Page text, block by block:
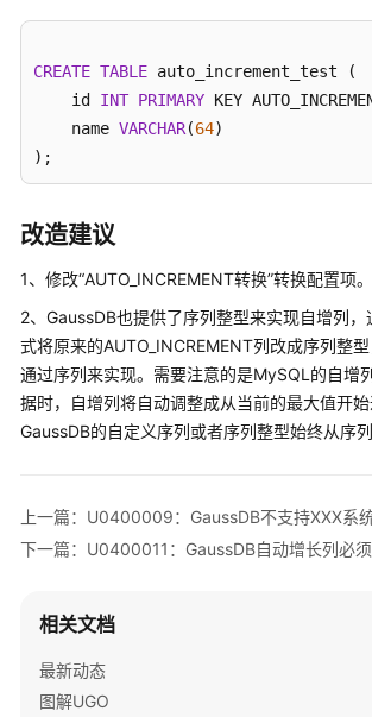
数
据
对
象
迁
SQL
语
句
转
转
换
管
SQL
CREATE TABLE auto_increment_test (
    id
INT PRIMARY KEY
    name
VARCHAR(64)
);
改造建议
1、修改“AUTO_INCREMENT转换”转换配置项。
2、GaussDB也提供了序列整型来实现自增列
式将原来的AUTO_INCREMENT列改成序列整
通过序列来实现。需要注意的是MySQL的自增
据时，自增列将自动调整成从当前的最大值开
GaussDB的自定义序列或者序列整型始终从序列
上一篇：U0400009：GaussDB不支持XXX系
相关文档
最新动态
图解UGO